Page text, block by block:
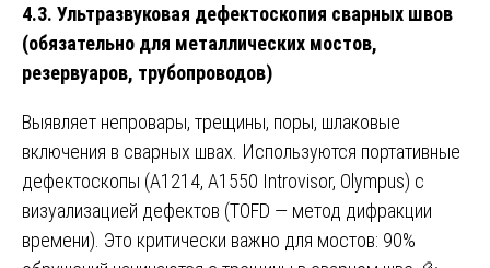
4.3. Ультразвуковая дефектоскопия сварных швов
(обязательно для металлических мостов,
резервуаров, трубопроводов)
Выявляет непровары, трещины, поры, шлаковые
включения в сварных швах. Используются портативные
дефектоскопы (A1214, A1550 Introvisor, Olympus) с
визуализацией дефектов (TOFD — метод дифракции
времени). Это критически важно для мостов: 90%